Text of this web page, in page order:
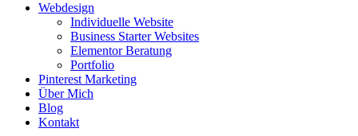
Webdesign
Individuelle Website
Business Starter Websites
Elementor Beratung
Portfolio
Pinterest Marketing
Über Mich
Blog
Kontakt